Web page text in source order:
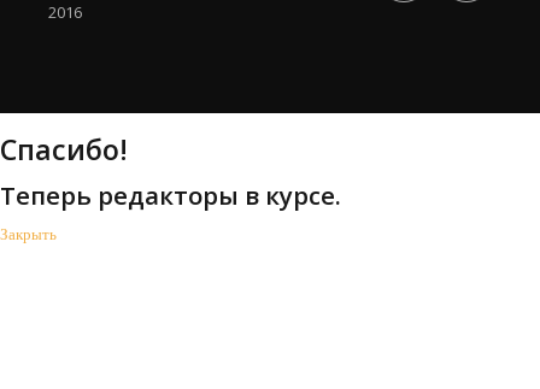
2016
Спасибо!
Теперь редакторы в курсе.
Закрыть